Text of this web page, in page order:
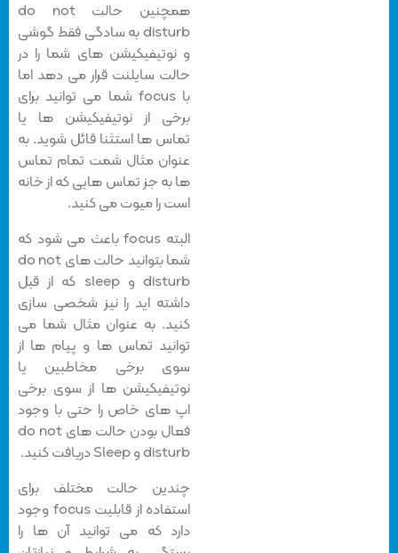
همچنین حالت do not
disturb به سادگی فقط گوشی
و نوتیفیکیشن های شما را در
حالت سایلنت قرار می دهد اما
با focus شما می توانید برای
برخی از نوتیفیکیشن ها یا
تماس ها استثنا قائل شوید. به
عنوان مثال شمت تمام تماس
ها به جز تماس هایی که از خانه
است را میوت می کنید.
البته focus باعث می شود که
شما بتوانید حالت های do not
disturb و sleep که از قبل
داشته اید را نیز شخصی سازی
کنید. به عنوان مثال شما می
توانید تماس ها و پیام ها از
سوی برخی مخاطبین یا
نوتیفیکیشن ها از سوی برخی
اپ های خاص را حتی با وجود
فعال بودن حالت های do not
disturb و Sleep دریافت کنید.
چندین حالت مختلف برای
استفاده از قابلیت focus وجود
دارد که می توانید آن ها را